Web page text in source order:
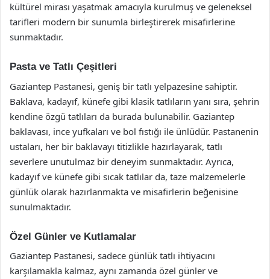
kültürel mirası yaşatmak amacıyla kurulmuş ve geleneksel
tarifleri modern bir sunumla birleştirerek misafirlerine
sunmaktadır.
Pasta ve Tatlı Çeşitleri
Gaziantep Pastanesi, geniş bir tatlı yelpazesine sahiptir.
Baklava, kadayıf, künefe gibi klasik tatlıların yanı sıra, şehrin
kendine özgü tatlıları da burada bulunabilir. Gaziantep
baklavası, ince yufkaları ve bol fıstığı ile ünlüdür. Pastanenin
ustaları, her bir baklavayı titizlikle hazırlayarak, tatlı
severlere unutulmaz bir deneyim sunmaktadır. Ayrıca,
kadayıf ve künefe gibi sıcak tatlılar da, taze malzemelerle
günlük olarak hazırlanmakta ve misafirlerin beğenisine
sunulmaktadır.
Özel Günler ve Kutlamalar
Gaziantep Pastanesi, sadece günlük tatlı ihtiyacını
karşılamakla kalmaz, aynı zamanda özel günler ve